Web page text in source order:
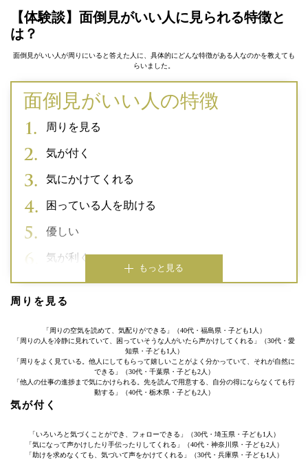
【体験談】面倒見がいい人に見られる特徴と
は？
面倒見がいい人が周りにいると答えた人に、具体的にどんな特徴がある人なのかを教えても
らいました。
面倒見がいい人の特徴
周りを見る
気が付く
気にかけてくれる
困っている人を助ける
優しい
気が利く
もっと見る
周りを見る
「周りの空気を読めて、気配りができる」（40代・福島県・子ども1人）
「周りの人を冷静に見れていて、困っていそうな人がいたら声かけしてくれる」（30代・愛
知県・子ども1人）
「周りをよく見ている。他人にしてもらって嬉しいことがよく分かっていて、それが自然に
できる」（30代・千葉県・子ども2人）
「他人の仕事の進捗まで気にかけられる。先を読んで用意する、自分の得にならなくても行
動する」（40代・栃木県・子ども2人）
気が付く
「いろいろと気づくことができ、フォローできる」（30代・埼玉県・子ども1人）
「気になって声かけしたり手伝ったりしてくれる」（40代・神奈川県・子ども2人）
「助けを求めなくても、気づいて声をかけてくれる」（30代・兵庫県・子ども1人）